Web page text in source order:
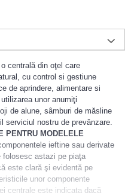
centrală din oţel care
cu control si gestiune
de aprindere, alimentare si
unor anumiţi
de alune, sâmburi de măsline
serviciul nostru de prevânzare.
PENTRU MODELELE
ieftine sau derivate
folosesc astazi pe piaţa
este clară şi evidentă pe
unor componente
centrale este indicata dacă